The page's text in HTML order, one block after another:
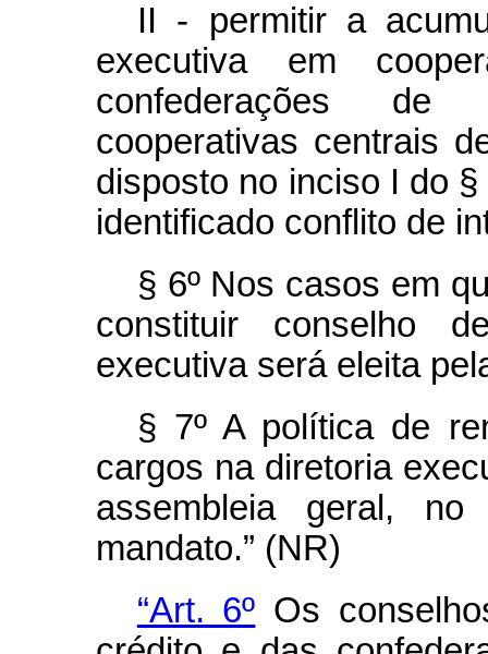
II - permitir a
executiva em
confederações de
cooperativas centrais
disposto no inciso I do
identificado conflito de
§ 6º Nos casos em
constituir conselho
executiva será eleita
§ 7º A política de
cargos na diretoria
assembleia geral,
mandato.” (NR)
“Art. 6º Os